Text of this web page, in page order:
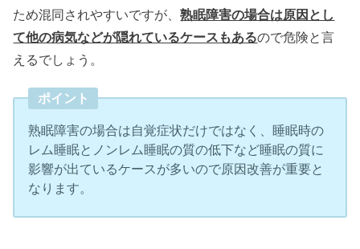
ため混同されやすいですが、熟眠障害の場合は原因とし
て他の病気などが隠れているケースもあるので危険と言
えるでしょう。
ポイント
熟眠障害の場合は自覚症状だけではなく、睡眠時の
レム睡眠とノンレム睡眠の質の低下など睡眠の質に
影響が出ているケースが多いので原因改善が重要と
なります。